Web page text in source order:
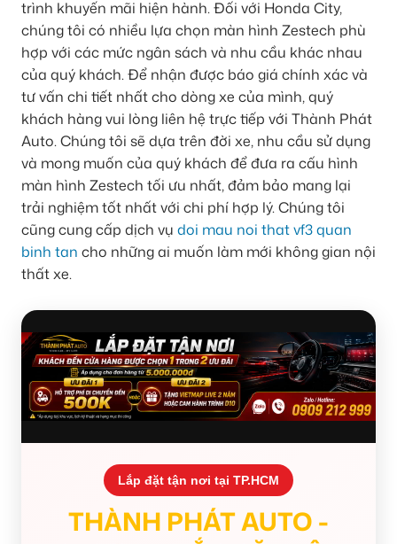
trình khuyến mãi hiện hành. Đối với Honda City,
chúng tôi có nhiều lựa chọn màn hình Zestech phù
hợp với các mức ngân sách và nhu cầu khác nhau
của quý khách. Để nhận được báo giá chính xác và
tư vấn chi tiết nhất cho dòng xe của mình, quý
khách hàng vui lòng liên hệ trực tiếp với Thành Phát
Auto. Chúng tôi sẽ dựa trên đời xe, nhu cầu sử dụng
và mong muốn của quý khách để đưa ra cấu hình
màn hình Zestech tối ưu nhất, đảm bảo mang lại
trải nghiệm tốt nhất với chi phí hợp lý. Chúng tôi
cũng cung cấp dịch vụ doi mau noi that vf3 quan
binh tan cho những ai muốn làm mới không gian nội
thất xe.
Lắp đặt tận nơi tại TP.HCM
THÀNH PHÁT AUTO -